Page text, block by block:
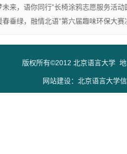
未来，语你同行”长椅涂鸦志愿服务活动
春垂绿，融情北语”第六届趣味环保大
版权所有©2012 北京语言大学
网站建设：北京语言大学